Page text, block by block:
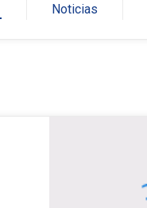
Noticias